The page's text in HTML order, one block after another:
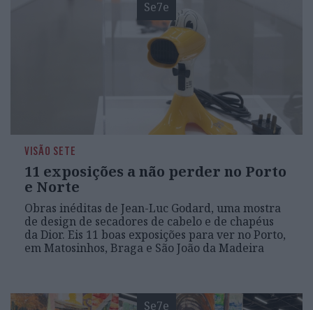
Se7e
VISÃO SETE
11 exposições a não perder no Porto
e Norte
Obras inéditas de Jean-Luc Godard, uma mostra
de design de secadores de cabelo e de chapéus
da Dior. Eis 11 boas exposições para ver no Porto,
em Matosinhos, Braga e São João da Madeira
Se7e